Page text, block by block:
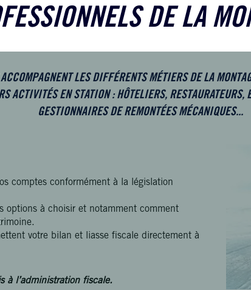
DE LA
LES DIFFÉRENTS MÉTIERS DE LA
ACTIVITÉS EN STATION : HÔTELIERS, RESTAURATEURS,
GESTIONNAIRES DE REMONTÉES MÉCANIQUES...
comptes conformément à la législation
options à choisir et notamment comment
votre bilan et liasse fiscale directement à
à l’administration fiscale.